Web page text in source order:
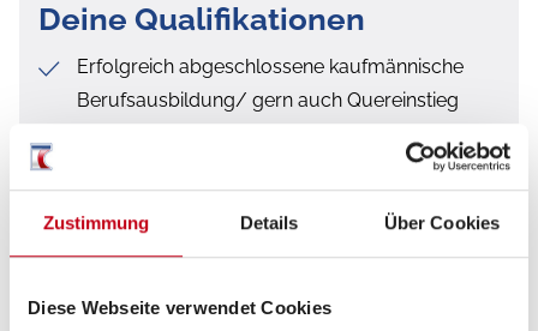
Zustimmung Details Über Cookies
Diese Webseite verwendet Cookies
Deine Qualifikationen
Erfolgreich abgeschlossene kaufmännische
Berufsausbildung/ gern auch Quereinstieg
Campingerfahrung wünschenswert